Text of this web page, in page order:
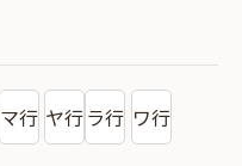
マ行 ヤ行ラ行 ワ行